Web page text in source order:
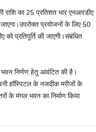
राशि का 25 प्रतिशत भार एनआरडीए
जाएगा।उपरोक्त प्रयोजनों के लिए 50
को प्रतिपूर्ति की जाएगी।संबंधित
निर्णण हेतु आवंटित की है।
हॉस्पिटल के नजदीक मरीजों के
के मंगल भवन का निर्माण किया